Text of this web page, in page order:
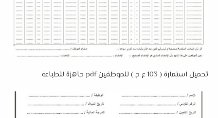
تحميل استمارة ( 103 ع ح ) للموظفين pdf جاهزة للطباعة